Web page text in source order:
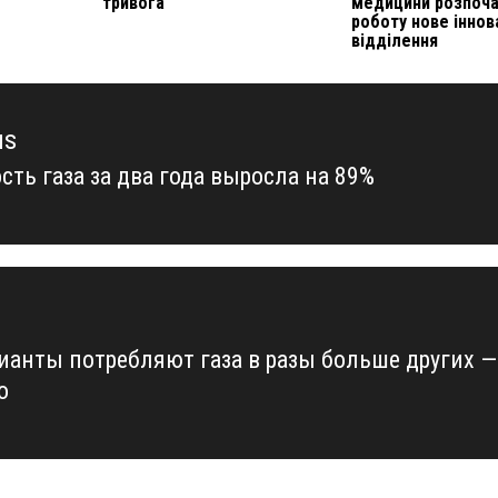
роботу нове
відділення
газа за два года выросла на 89%
потребляют газа в разы больше других —